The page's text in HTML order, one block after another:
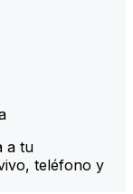
a tu
teléfono y